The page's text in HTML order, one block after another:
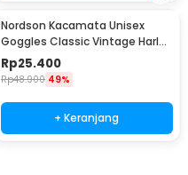
Nordson Kacamata Unisex
Goggles Classic Vintage Harley
UV Protection - ND1008
Rp25.400
Rp48.900 49%
+ Keranjang